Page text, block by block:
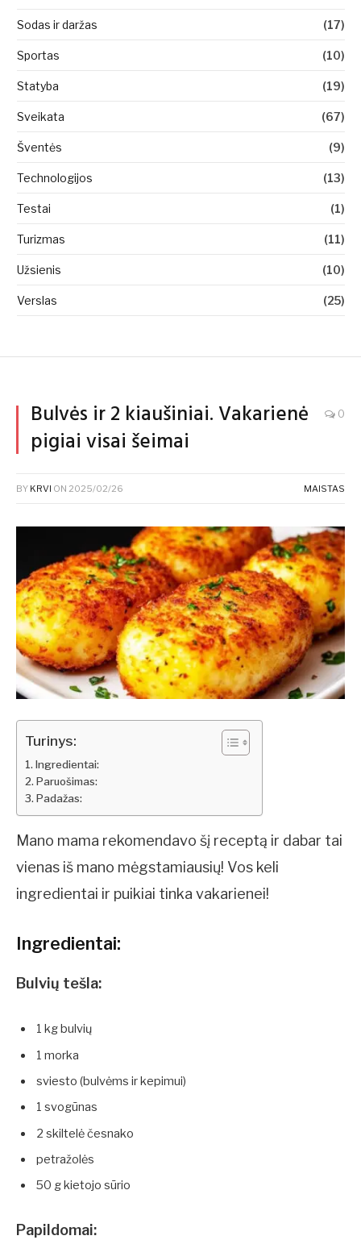
Sodas ir daržas (17)
Sportas (10)
Statyba (19)
Sveikata (67)
Šventės (9)
Technologijos (13)
Testai (1)
Turizmas (11)
Užsienis (10)
Verslas (25)
Bulvės ir 2 kiaušiniai. Vakarienė
pigiai visai šeimai
0
BY KRVI ON 2025/02/26 MAISTAS
Turinys:
Ingredientai:
Paruošimas:
Padažas:
Mano mama rekomendavo šį receptą ir dabar tai
vienas iš mano mėgstamiausių! Vos keli
ingredientai ir puikiai tinka vakarienei!
Ingredientai:
Bulvių tešla:
1 kg bulvių
1 morka
sviesto (bulvėms ir kepimui)
1 svogūnas
2 skiltelė česnako
petražolės
50 g kietojo sūrio
Papildomai: